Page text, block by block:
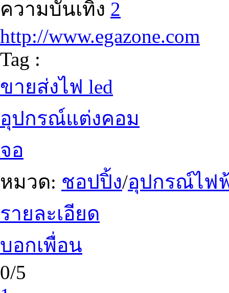
ความบันเทิง 2
http://www.egazone.com
Tag :
ขายส่งไฟ led
อุปกรณ์แต่งคอม
จอ
หมวด: ชอปปิ้ง/อุปกรณ์ไฟ
รายละเอียด
บอกเพื่อน
0/5